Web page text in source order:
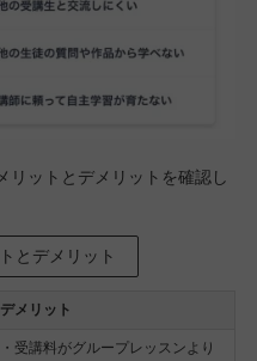
リットとデメリットを確認し
とデメリット
デメリット
・受講料がグループレッスンより